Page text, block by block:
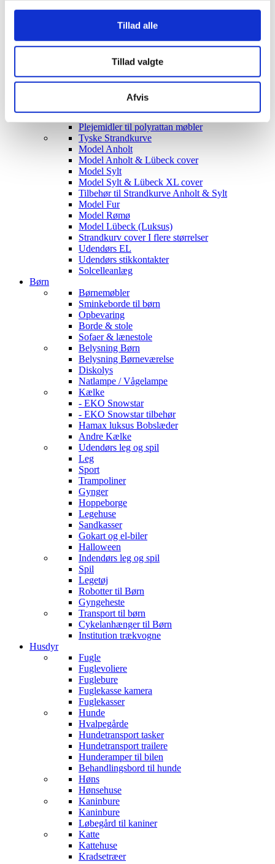
Tillad alle
Tillad valgte
Afvis
Havemøbler
Loungemøbler
Siddegrupper
Hjørnesofaer
Hyndeboks
Liggestole
Plejemidler til polyrattan møbler
Tyske Strandkurve
Model Anholt
Model Anholt & Lübeck cover
Model Sylt
Model Sylt & Lübeck XL cover
Tilbehør til Strandkurve Anholt & Sylt
Model Fur
Model Rømø
Model Lübeck (Luksus)
Strandkurv cover I flere størrelser
Udendørs EL
Udendørs stikkontakter
Solcelleanlæg
Børn
Børnemøbler
Sminkeborde til børn
Opbevaring
Borde & stole
Sofaer & lænestole
Belysning Børn
Belysning Børneværelse
Diskolys
Natlampe / Vågelampe
Kælke
- EKO Snowstar
- EKO Snowstar tilbehør
Hamax luksus Bobslæder
Andre Kælke
Udendørs leg og spil
Leg
Sport
Trampoliner
Gynger
Hoppeborge
Legehuse
Sandkasser
Gokart og el-biler
Halloween
Indendørs leg og spil
Spil
Legetøj
Robotter til Børn
Gyngeheste
Transport til børn
Cykelanhænger til Børn
Institution trækvogne
Husdyr
Fugle
Fuglevoliere
Fuglebure
Fuglekasse kamera
Fuglekasser
Hunde
Hvalpegårde
Hundetransport tasker
Hundetransport trailere
Hunderamper til bilen
Behandlingsbord til hunde
Høns
Hønsehuse
Kaninbure
Kaninbure
Løbegård til kaniner
Katte
Kattehuse
Kradsetræer